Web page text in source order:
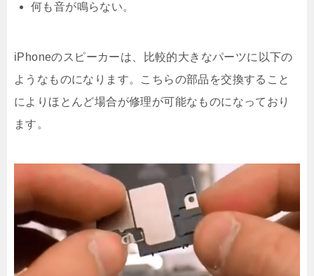
何も音が鳴らない。
iPhoneのスピーカーは、比較的大きなパーツに以下の
ようなものになります。こちらの部品を交換すること
によりほとんど場合が修理が可能なものになっており
ます。